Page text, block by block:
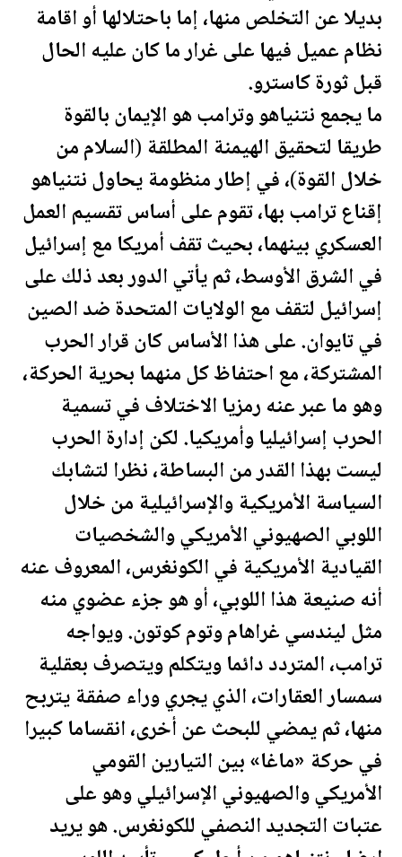
بديلا عن التخلص منها، إما باحتلالها أو اقامة
نظام عميل فيها على غرار ما كان عليه الحال
قبل ثورة كاسترو.
ما يجمع نتنياهو وترامبهو الإيمان بالقوة
طريقا لتحقيق الهيمنة المطلقة (السلام من
خلال القوة)، في إطار منظومة يحاول نتنياهو
إقناعترامببها، تقوم على أساس تقسيم العمل
العسكري بينهما، بحيث تقف أمريكا مع إسرائيل
في الشرق الأوسط، ثم يأتي الدور بعد ذلك على
إسرائيل لتقف معالولايات المتحدةضد الصين
في تايوان. على هذا الأساس كان قرار الحرب
المشتركة، مع احتفاظ كل منهما بحرية الحركة،
وهو ما عبر عنه رمزيا الاختلاف في تسمية
الحرب إسرائيليا وأمريكيا. لكن إدارة الحرب
ليست بهذا القدر من البساطة، نظرا لتشابك
السياسة الأمريكية والإسرائيلية من خلال
اللوبي الصهيوني الأمريكي والشخصيات
القيادية الأمريكية في الكونغرس، المعروف عنه
أنه صنيعة هذا اللوبي، أو هو جزء عضوي منه
مثل ليندسي غراهام وتوم كوتون. ويواجه
ترامب، المتردد دائما ويتكلم ويتصرف بعقلية
سمسار العقارات، الذي يجري وراء صفقة يتربح
منها، ثم يمضي للبحث عن أخرى، انقساما كبيرا
في حركة «ماغا» بين التيارين القومي
الأمريكي والصهيوني الإسرائيلي وهو على
عتبات التجديد النصفي للكونغرس. هو يريد